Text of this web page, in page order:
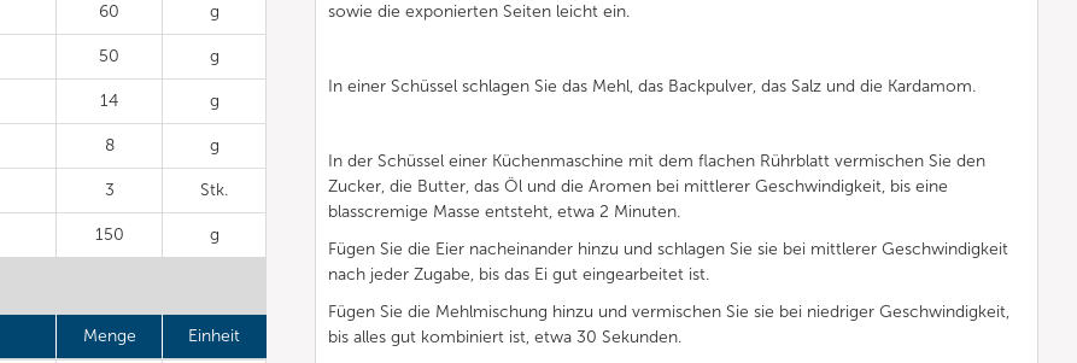
60 g
50 g
14 g
8 g
3 Stk.
150 g
Menge Einheit
sowie die exponierten Seiten leicht ein.
In einer Schüssel schlagen Sie das Mehl, das Backpulver, das Salz und die Kardamom.
In der Schüssel einer Küchenmaschine mit dem flachen Rührblatt vermischen Sie den
Zucker, die Butter, das Öl und die Aromen bei mittlerer Geschwindigkeit, bis eine
blasscremige Masse entsteht, etwa 2 Minuten.
Fügen Sie die Eier nacheinander hinzu und schlagen Sie sie bei mittlerer Geschwindigkeit
nach jeder Zugabe, bis das Ei gut eingearbeitet ist.
Fügen Sie die Mehlmischung hinzu und vermischen Sie sie bei niedriger Geschwindigkeit,
bis alles gut kombiniert ist, etwa 30 Sekunden.